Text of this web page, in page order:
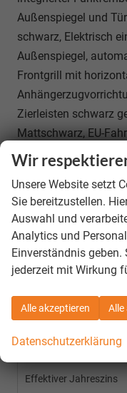
Außenspiegel und
schwarz, Elektrisch
Außenspiegel,
Frontgrill mit
Zierleisten schwarz
Mattschwarz, EU-
Gesamtpreis
incl. 19% MwSt.,
SANTANDER &
Anzahlung. Sondertilgungen
Effektiver Jahreszins
Wir
Unsere Website setzt
Sie bereitzustellen.
Auswahl und
Analytics und
Einverständnis
jederzeit mit Wirkung
Alle akzeptieren Alle
Datenschutzerklärung